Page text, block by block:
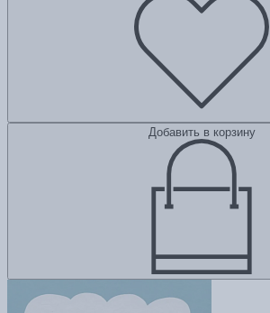
Добавить в корзину